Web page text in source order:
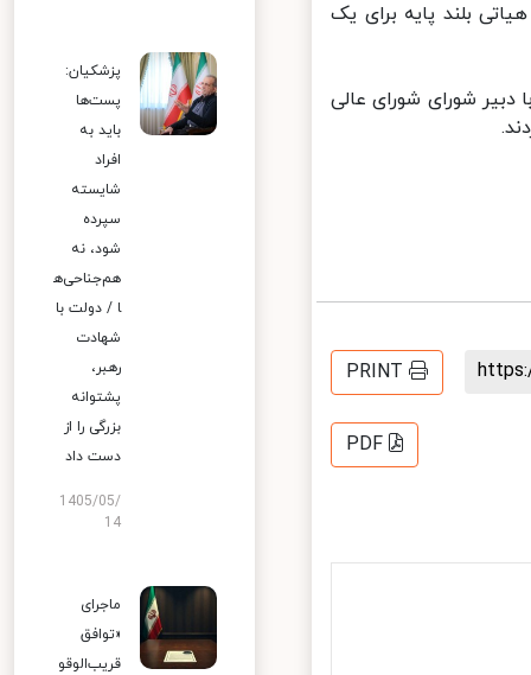
بلند پایه برای یک
شورای شورای عالی
PRINT
PDF
پزشکیان:
پست‌ها
باید به
افراد
شایسته
سپرده
شود، نه
هم‌جناحی‌ه
ا / دولت با
شهادت
رهبر،
پشتوانه
بزرگی را از
دست داد
1405/05/
14
ماجرای
«توافق
قریب‌الوقو